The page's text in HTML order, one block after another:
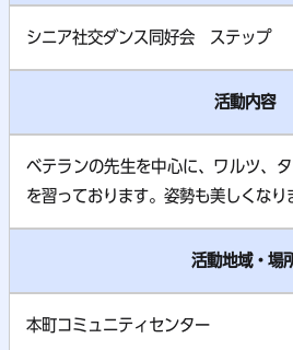
シニア社交ダンス同好会 ステップ
活動内容
ベテランの先生を中心に、ワルツ、
を習っております。姿勢も美しくなり
活動地域・場
本町コミュニティセンター